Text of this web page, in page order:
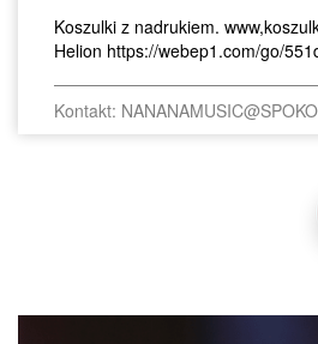
Koszulki z nadrukiem.
Helion https://webep1.com/go/
Kontakt: